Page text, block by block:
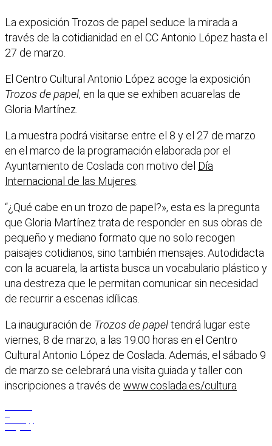
La exposición Trozos de papel seduce la mirada a
través de la cotidianidad en el CC Antonio López hasta el
27 de marzo.
El Centro Cultural Antonio López acoge la exposición
Trozos de papel, en la que se exhiben acuarelas de
Gloria Martínez.
La muestra podrá visitarse entre el 8 y el 27 de marzo
en el marco de la programación elaborada por el
Ayuntamiento de Coslada con motivo del Día
Internacional de las Mujeres.
“¿Qué cabe en un trozo de papel?», esta es la pregunta
que Gloria Martínez trata de responder en sus obras de
pequeño y mediano formato que no solo recogen
paisajes cotidianos, sino también mensajes. Autodidacta
con la acuarela, la artista busca un vocabulario plástico y
una destreza que le permitan comunicar sin necesidad
de recurrir a escenas idílicas.
La inauguración de Trozos de papeltendrá lugar este
viernes, 8 de marzo, a las 19.00 horas en el Centro
Cultural Antonio López de Coslada. Además, el sábado 9
de marzo se celebrará una visita guiada y taller con
inscripciones a través de www.coslada.es/cultura